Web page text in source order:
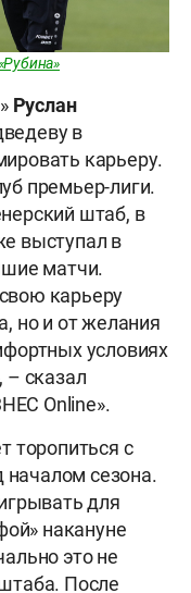
Руслан
в
карьеру.
премьер-лиги.
штаб, в
выступал в
матчи.
карьеру
но и от желания
условиях
– сказал
Online».
торопиться с
сезона.
для
накануне
это не
После